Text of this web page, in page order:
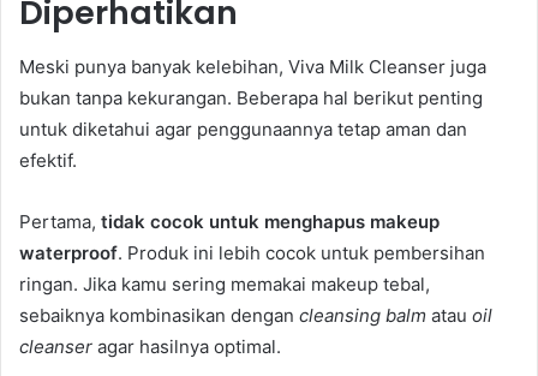
Diperhatikan
Meski punya banyak kelebihan, Viva Milk Cleanser juga
bukan tanpa kekurangan. Beberapa hal berikut penting
untuk diketahui agar penggunaannya tetap aman dan
efektif.
Pertama, tidak cocok untuk menghapus makeup
waterproof. Produk ini lebih cocok untuk pembersihan
ringan. Jika kamu sering memakai makeup tebal,
sebaiknya kombinasikan dengan cleansing balm atau oil
cleanser agar hasilnya optimal.